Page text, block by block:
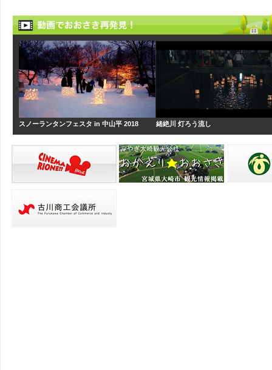
スノーランタンフェスタ in 中山平 2018 緒絶川 灯ろう流し